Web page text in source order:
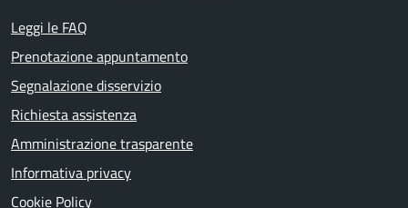
Leggi le FAQ
Prenotazione appuntamento
Segnalazione disservizio
Richiesta assistenza
Amministrazione trasparente
Informativa privacy
Cookie Policy